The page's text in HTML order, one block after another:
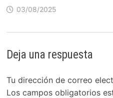
03/08/2025
Deja una respuesta
Tu dirección de correo
Los campos obligatorios